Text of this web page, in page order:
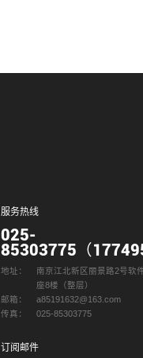
服务热线
025-
85303775（
地址：
南京江北新区丽景路2号软
座8楼（整层）
邮箱：
a85191632@163.com
传真：
025-85303775
订阅邮件